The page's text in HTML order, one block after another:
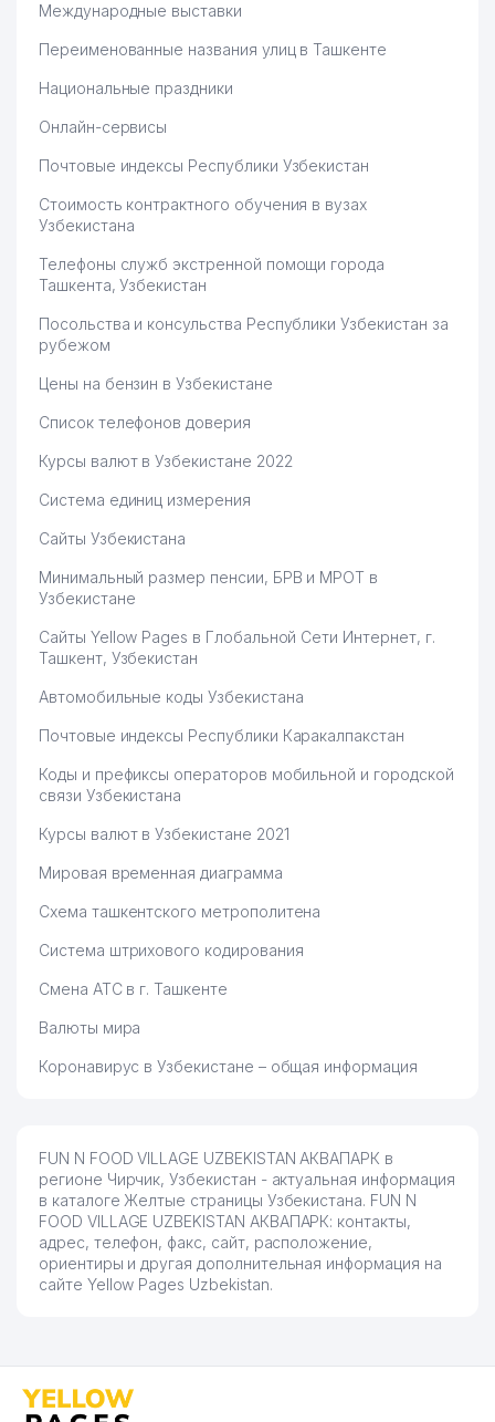
Международные выставки
Переименованные названия улиц в Ташкенте
Национальные праздники
Онлайн-сервисы
Почтовые индексы Республики Узбекистан
Стоимость контрактного обучения в вузах
Узбекистана
Телефоны служб экстренной помощи города
Ташкента, Узбекистан
Посольства и консульства Республики Узбекистан за
рубежом
Цены на бензин в Узбекистане
Список телефонов доверия
Курсы валют в Узбекистане 2022
Система единиц измерения
Сайты Узбекистана
Минимальный размер пенсии, БРВ и МРОТ в
Узбекистане
Сайты Yellow Pages в Глобальной Сети Интернет, г.
Ташкент, Узбекистан
Автомобильные коды Узбекистана
Почтовые индексы Республики Каракалпакстан
Коды и префиксы операторов мобильной и городской
связи Узбекистана
Курсы валют в Узбекистане 2021
Мировая временная диаграмма
Схема ташкентского метрополитена
Система штрихового кодирования
Смена АТС в г. Ташкенте
Валюты мира
Коронавирус в Узбекистане – общая информация
FUN N FOOD VILLAGE UZBEKISTAN АКВАПАРК в
регионе Чирчик, Узбекистан - актуальная информация
в каталоге Желтые страницы Узбекистана. FUN N
FOOD VILLAGE UZBEKISTAN АКВАПАРК: контакты,
адрес, телефон, факс, сайт, расположение,
ориентиры и другая дополнительная информация на
сайте Yellow Pages Uzbekistan.